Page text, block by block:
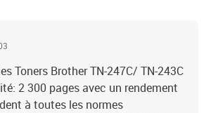
Toners Brother TN-247C/ TN-243C
2 300 pages avec un rendement
à toutes les normes